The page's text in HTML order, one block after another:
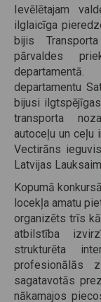
Ievēlētajam
ilglaicīga
bijis
pārvaldes
departamentu
bijusi
transporta
autoceļu un ceļu
Vectirāns
Latvijas
Kopumā
locekļa amatu
organizēts trīs
atbilstība
strukturēta
profesionālās
sagatavotās
nākamajos